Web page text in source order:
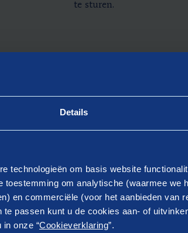
Details
technologieën om basis website
toestemming om analytische (waarmee we
en commerciële (voor het aanbieden van
passen kunt u de cookies aan- of
onze “Cookieverklaring”.
te sturen.